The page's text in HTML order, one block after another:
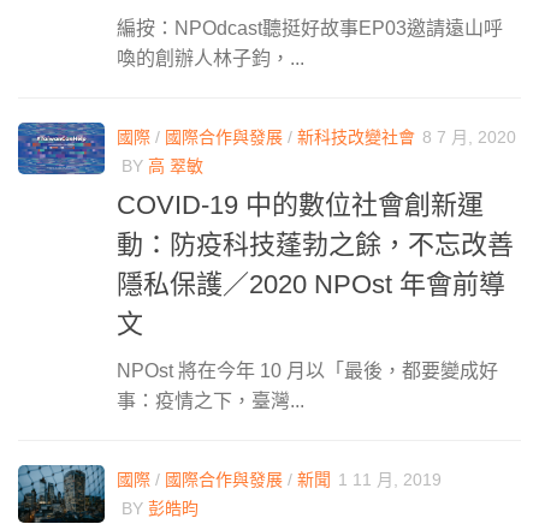
編按：NPOdcast聽挺好故事EP03邀請遠山呼
喚的創辦人林子鈞，...
國際 / 國際合作與發展 / 新科技改變社會 8 7 月, 2020
BY 高 翠敏
COVID-19 中的數位社會創新運
動：防疫科技蓬勃之餘，不忘改善
隱私保護／2020 NPOst 年會前導
文
NPOst 將在今年 10 月以「最後，都要變成好
事：疫情之下，臺灣...
國際 / 國際合作與發展 / 新聞 1 11 月, 2019
BY 彭皓昀